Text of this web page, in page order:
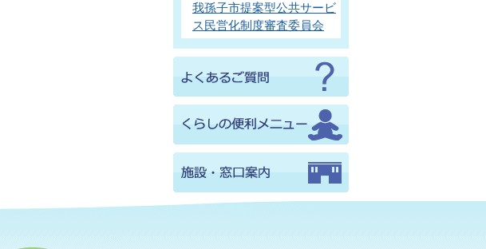
我孫子市提案型公共サービ
ス民営化制度審査委員会